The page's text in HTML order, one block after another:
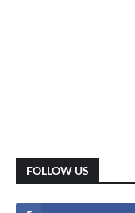
FOLLOW US